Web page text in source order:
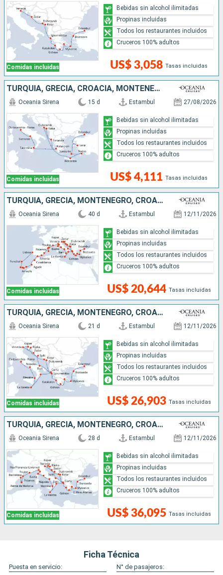
Comidas incluidas US$ 3,058 Tasas incluidas
Bebidas sin alcohol ilimitadas
Propinas incluidas
Todos los restaurantes incluidos
Cruceros 100% adultos
TURQUÍA, GRECIA, CROACIA, MONTENEGRO, ALBANIA, ITALIA
Comidas incluidas
Oceania Sirena 15 d Estambul 27/08/2026
US$ 4,111 Tasas incluidas
Bebidas sin alcohol ilimitadas
Propinas incluidas
Todos los restaurantes incluidos
Cruceros 100% adultos
TURQUÍA, GRECIA, MONTENEGRO, CROACIA, ESLOVENIA, MALTA, ITALIA, FRANCIA, ESPAÑA, MARRUECOS, PORTUGAL
Comidas incluidas
Oceania Sirena 40 d Estambul 12/11/2026
US$ 20,644 Tasas incluidas
Bebidas sin alcohol ilimitadas
Propinas incluidas
Todos los restaurantes incluidos
Cruceros 100% adultos
TURQUÍA, GRECIA, MONTENEGRO, CROACIA, ESLOVENIA, MALTA, ITALIA
Comidas incluidas
Oceania Sirena 21 d Estambul 12/11/2026
US$ 26,903 Tasas incluidas
Bebidas sin alcohol ilimitadas
Propinas incluidas
Todos los restaurantes incluidos
Cruceros 100% adultos
TURQUÍA, GRECIA, MONTENEGRO, CROACIA, ESLOVENIA, MALTA, ITALIA, FRANCIA, ESPAÑA
Comidas incluidas
Oceania Sirena 28 d Estambul 12/11/2026
US$ 36,095 Tasas incluidas
Bebidas sin alcohol ilimitadas
Propinas incluidas
Todos los restaurantes incluidos
Cruceros 100% adultos
Ficha Técnica
Puesta en servicio:
N° de pasajeros: